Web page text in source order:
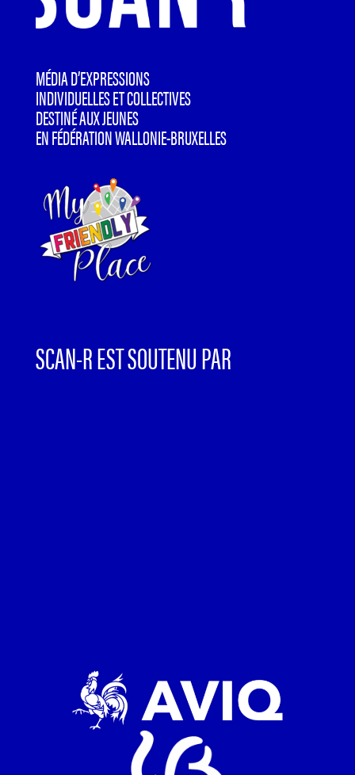
MÉDIA D’EXPRESSIONS
INDIVIDUELLES ET COLLECTIVES
DESTINÉ AUX JEUNES
EN FÉDÉRATION WALLONIE-BRUXELLES
SCAN-R EST SOUTENU PAR